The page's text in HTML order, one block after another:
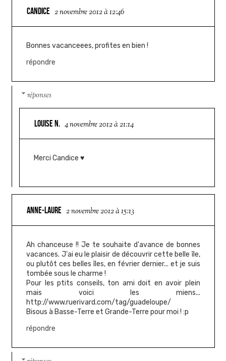
CANDICE 2 novembre 2012 à 12:46
Bonnes vacanceees, profites en bien !
répondre
réponses
LOUISE N. 4 novembre 2012 à 21:14
Merci Candice ♥
ANNE-LAURE 2 novembre 2012 à 15:13
Ah chanceuse !! Je te souhaite d'avance de bonnes
vacances. J'ai eu le plaisir de découvrir cette belle île,
ou plutôt ces belles îles, en février dernier... et je suis
tombée sous le charme !
Pour les ptits conseils, ton ami doit en avoir plein
mais voici les miens...
http://www.ruerivard.com/tag/guadeloupe/
Bisous à Basse-Terre et Grande-Terre pour moi ! :p
répondre